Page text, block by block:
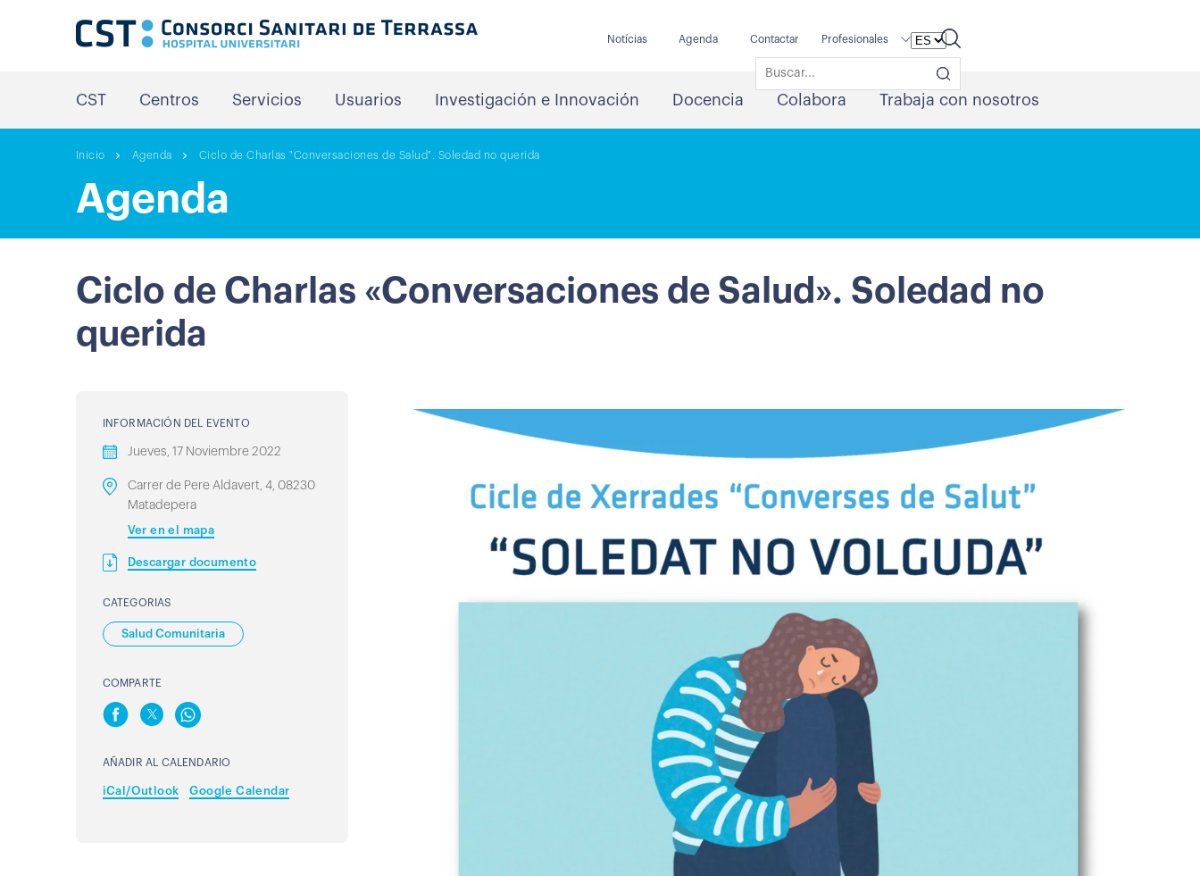
Notícias Agenda Contactar Profesionales
CST Centros Servicios Usuarios Investigación e Innovación Docencia Colabora Trabaja con nosotros
Inicio Agenda Ciclo de Charlas "Conversaciones de Salud". Soledad no querida
Agenda
Ciclo de Charlas «Conversaciones de Salud». Soledad no
querida
INFORMACIÓN DEL EVENTO
Jueves, 17 Noviembre 2022
Carrer de Pere Aldavert, 4, 08230
Matadepera
Ver en el mapa
Descargar documento
CATEGORIAS
Salud Comunitaria
COMPARTE
AÑADIR AL CALENDARIO
iCal/Outlook Google Calendar